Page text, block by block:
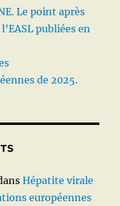
Le point après
publiées en
de 2025.
Hépatite virale
européennes